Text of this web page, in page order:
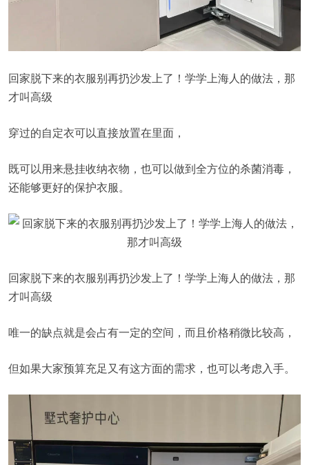
回家脱下来的衣服别再扔沙发上了！学学上海人的做法，那
才叫高级
穿过的自定衣可以直接放置在里面，
既可以用来悬挂收纳衣物，也可以做到全方位的杀菌消毒，
还能够更好的保护衣服。
回家脱下来的衣服别再扔沙发上了！学学上海人的做法，那
才叫高级
唯一的缺点就是会占有一定的空间，而且价格稍微比较高，
但如果大家预算充足又有这方面的需求，也可以考虑入手。